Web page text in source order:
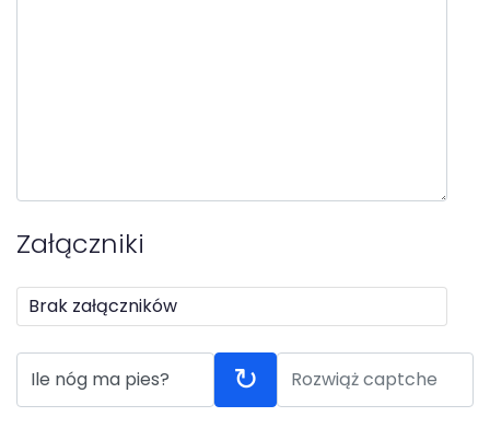
Załączniki
Brak załączników
Odpowiedz na pytanie captcha
Ile nóg ma pies? ↻
Rozwiąż captche